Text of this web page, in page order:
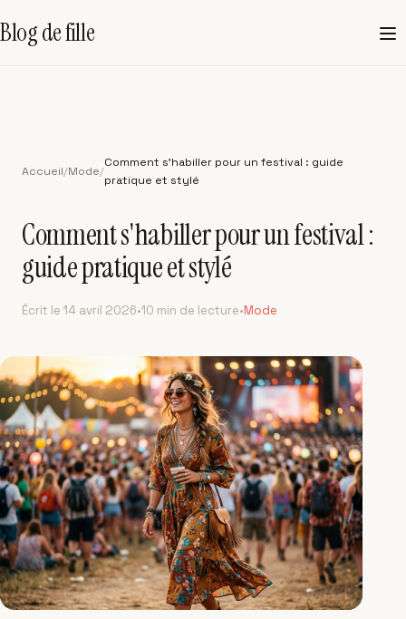
Blog de fille
Accueil/Mode/
Comment s'habiller pour un festival : guide
pratique et stylé
Comment s'habiller pour un festival :
guide pratique et stylé
Écrit le 14 avril 2026•10 min de lecture•Mode